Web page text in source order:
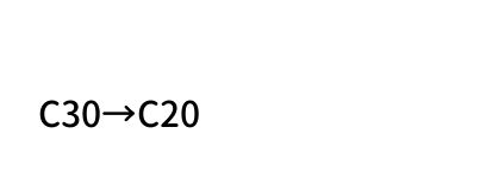
C30→C20